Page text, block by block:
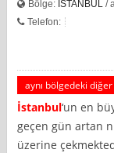
Bölge: İSTANBUL /
Telefon:
aynı bölgedeki
İstanbul‘un en
geçen gün artan
üzerine